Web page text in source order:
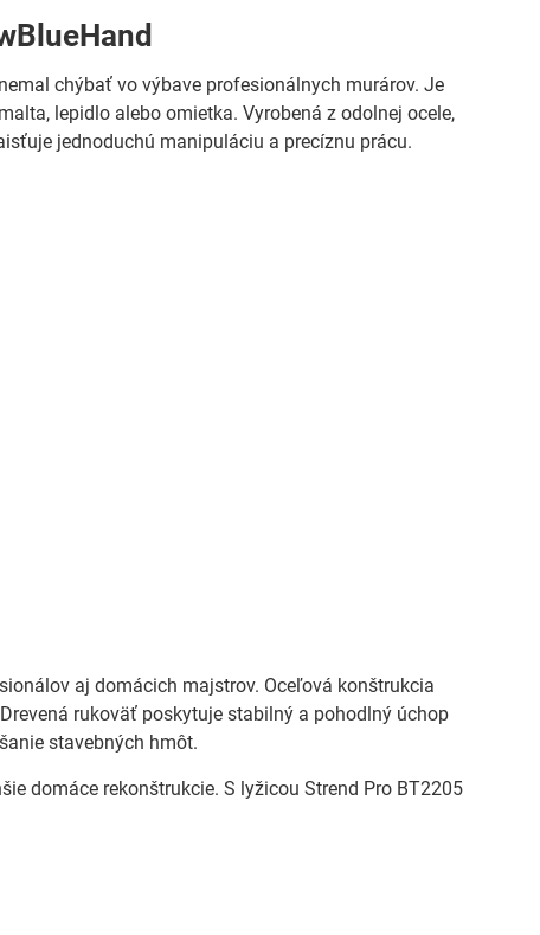
chýbať vo výbave profesionálnych murárov. Je
lepidlo alebo omietka. Vyrobená z odolnej ocele,
jednoduchú manipuláciu a precíznu prácu.
aj domácich majstrov. Oceľová konštrukcia
rukoväť poskytuje stabilný a pohodlný úchop
stavebných hmôt.
domáce rekonštrukcie. S lyžicou Strend Pro BT2205